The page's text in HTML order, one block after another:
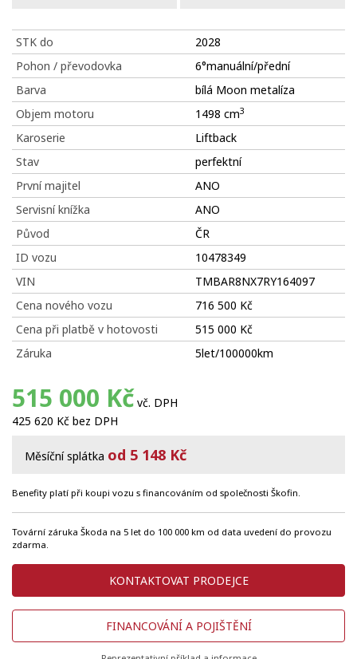
STK do
2028
Pohon / převodovka
6°manuální/přední
Barva
bílá Moon metalíza
Objem motoru
1498 cm3
Karoserie
Liftback
Stav
perfektní
První majitel
ANO
Servisní knížka
ANO
Původ
ČR
ID vozu
10478349
VIN
TMBAR8NX7RY164097
Cena nového vozu
716 500 Kč
Cena při platbě v hotovosti
515 000 Kč
Záruka
5let/100000km
515 000 Kč vč. DPH
425 620 Kč bez DPH
Měsíční splátka od 5 148 Kč
Benefity platí při koupi vozu s financováním od společnosti Škofin.
Tovární záruka Škoda na 5 let do 100 000 km od data uvedení do provozu
zdarma.
KONTAKTOVAT PRODEJCE
FINANCOVÁNÍ A POJIŠTĚNÍ